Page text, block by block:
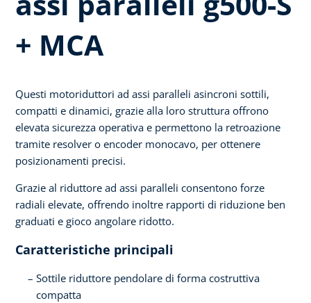
+ MCA
Questi motoriduttori ad assi paralleli asincroni sottili,
compatti e dinamici, grazie alla loro struttura offrono
elevata sicurezza operativa e permettono la retroazione
tramite resolver o encoder monocavo, per ottenere
posizionamenti precisi.
Grazie al riduttore ad assi paralleli consentono forze
radiali elevate, offrendo inoltre rapporti di riduzione ben
graduati e gioco angolare ridotto.
Caratteristiche principali
Sottile riduttore pendolare di forma costruttiva
compatta